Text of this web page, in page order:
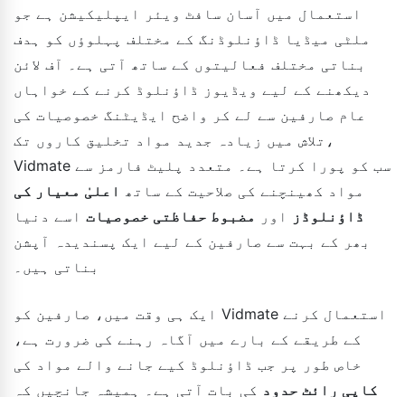
استعمال میں آسان سافٹ ویئر ایپلیکیشن ہے جو
ملٹی میڈیا ڈاؤنلوڈنگ کے مختلف پہلوؤں کو ہدف
بناتی مختلف فعالیتوں کے ساتھ آتی ہے۔ آف لائن
دیکھنے کے لیے ویڈیوز ڈاؤنلوڈ کرنے کے خواہاں
عام صارفین سے لے کر واضح ایڈیٹنگ خصوصیات کی
تلاش میں زیادہ جدید مواد تخلیق کاروں تک،
Vidmate سب کو پورا کرتا ہے۔ متعدد پلیٹ فارمز سے
مواد کھینچنے کی صلاحیت کے ساتھ اعلیٰ معیار کی
ڈاؤنلوڈز
اور مضبوط حفاظتی خصوصیات اسے دنیا
بھر کے بہت سے صارفین کے لیے ایک پسندیدہ آپشن
بناتی ہیں۔
ایک ہی وقت میں، صارفین کو Vidmate استعمال کرنے
کے طریقے کے بارے میں آگاہ رہنے کی ضرورت ہے،
خاص طور پر جب ڈاؤنلوڈ کیے جانے والے مواد کی
کاپی رائٹ حدود کی بات آتی ہے۔ ہمیشہ جانچیں کہ